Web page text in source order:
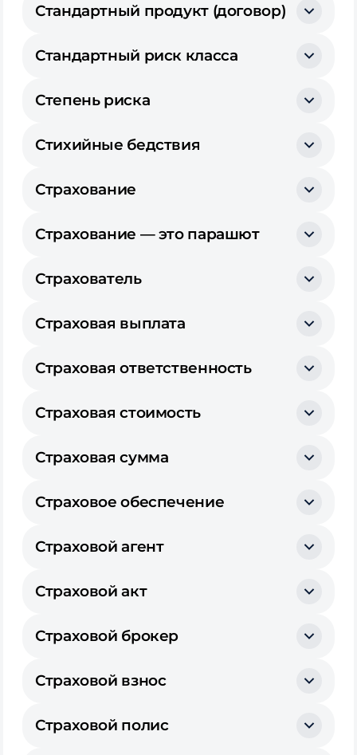
Стандартный продукт (договор)
Стандартный риск класса
Степень риска
Стихийные бедствия
Страхование
Страхование — это парашют
Страхователь
Страховая выплата
Страховая ответственность
Страховая стоимость
Страховая сумма
Страховое обеспечение
Страховой агент
Страховой акт
Страховой брокер
Страховой взнос
Страховой полис